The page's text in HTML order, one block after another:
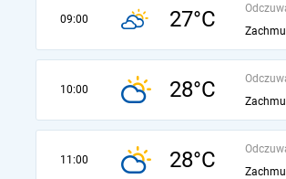
09:00 27°C
10:00 28°C
11:00 28°C